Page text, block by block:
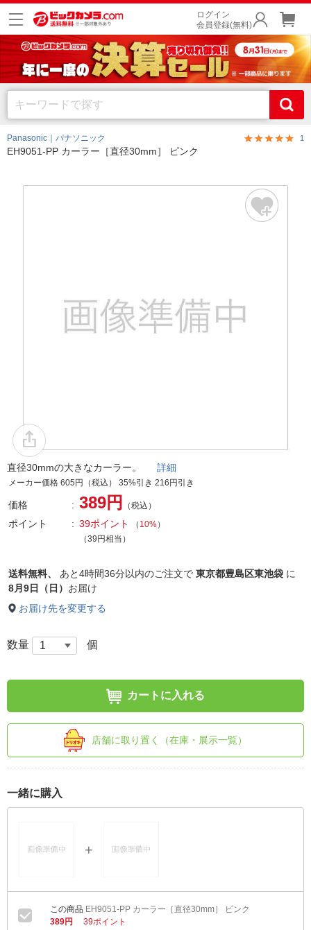
ログイン
会員登録(無料)
Panasonic｜パナソニック 1
EH9051-PP カーラー［直径30mm］ ピンク
直径30mmの大きなカーラー。 詳細
メーカー価格 605円（税込） 35%引き 216円引き
価格 389円 （税込）
ポイント 39ポイント （ 10%）
（39円相当）
送料無料、 あと4時間36分以内のご注文で 東京都豊島区東池袋 に
8月9日（日） お届け
お届け先を変更する
数量 個
カートに入れる
店舗に取り置く（在庫・展示一覧）
一緒に購入
EH9051-PP カーラー［直径30mm］ ピンク
389円
39ポイント